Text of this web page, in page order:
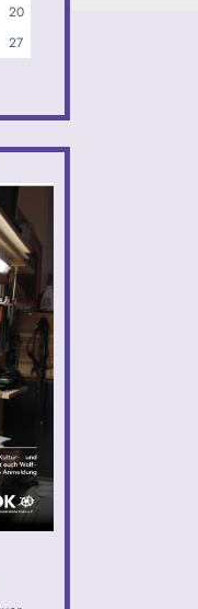
20
27